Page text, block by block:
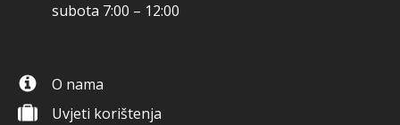
subota 7:00 – 12:00
O nama
Uvjeti korištenja